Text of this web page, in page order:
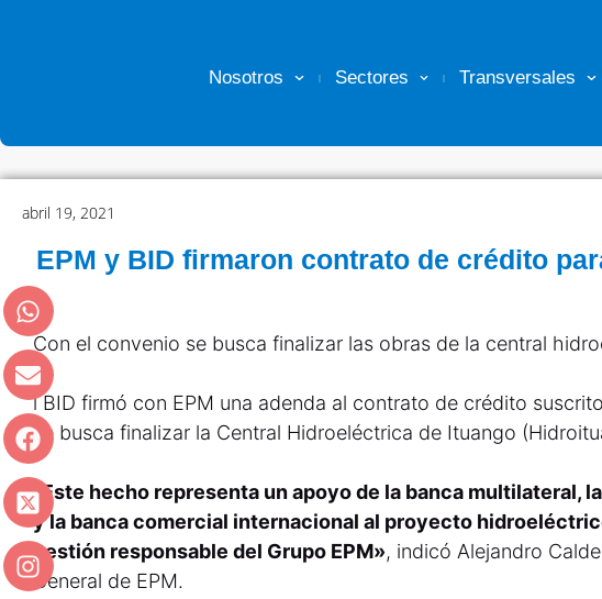
Nosotros Sectores Transversales
abril 19, 2021
EPM y BID firmaron contrato de crédito
Con el convenio se busca finalizar las obras de la central
l BID firmó con EPM una adenda al contrato de crédito
se busca finalizar la Central Hidroeléctrica de Ituango
“Este hecho representa un apoyo de la banca multilateral,
y la banca comercial internacional al proyecto
gestión responsable del Grupo EPM», indicó Alejandro
General de EPM.